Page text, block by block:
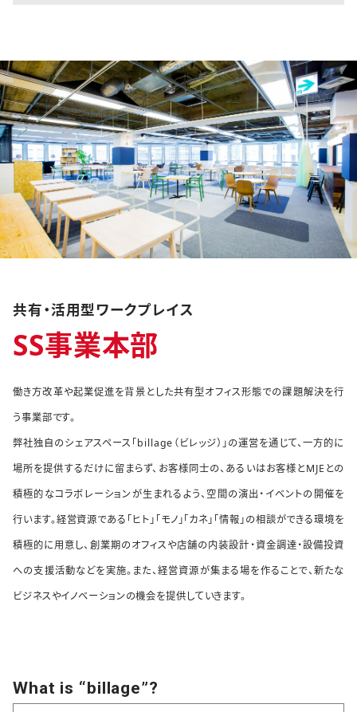
共有・活用型ワークプレイス
SS事業本部
働き方改革や起業促進を背景とした共有型オフィス形態での課題解決を行
う事業部です。
弊社独自のシェアスペース「billage（ビレッジ）」の運営を通じて、一方的に
場所を提供するだけに留まらず、お客様同士の、あるいはお客様とMJEとの
積極的なコラボレーションが生まれるよう、空間の演出・イベントの開催を
行います。経営資源である「ヒト」「モノ」「カネ」「情報」の相談ができる環境を
積極的に用意し、創業期のオフィスや店舗の内装設計・資金調達・設備投資
への支援活動などを実施。また、経営資源が集まる場を作ることで、新たな
ビジネスやイノベーションの機会を提供していきます。
What is “billage”?